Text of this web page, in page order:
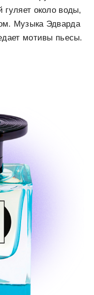
гуляет около воды,
Музыка Эдварда
мотивы пьесы.